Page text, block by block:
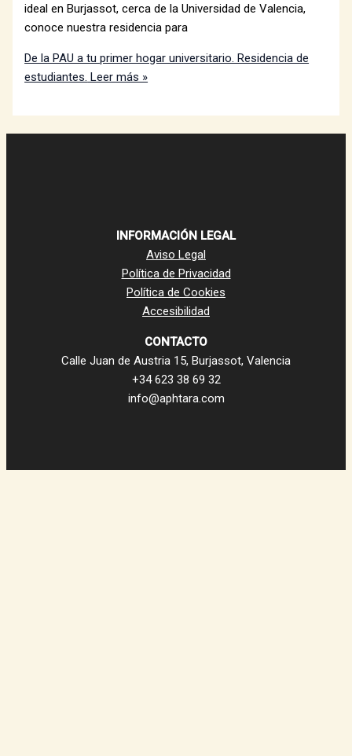
ideal en Burjassot, cerca de la Universidad de Valencia,
conoce nuestra residencia para
De la PAU a tu primer hogar universitario. Residencia de
estudiantes. Leer más »
INFORMACIÓN LEGAL
Aviso Legal
Política de Privacidad
Política de Cookies
Accesibilidad
CONTACTO
Calle Juan de Austria 15, Burjassot, Valencia
+34 623 38 69 32
info@aphtara.com